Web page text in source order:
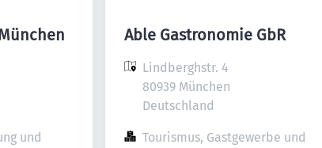
und
Able Gastronomie GbR
Lindberghstr. 4
80939 München
Deutschland
Tourismus, Gastgewerbe und